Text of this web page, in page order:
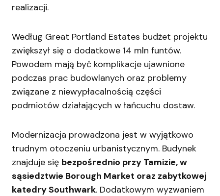
realizacji.
Według Great Portland Estates budżet projektu
zwiększył się o dodatkowe 14 mln funtów.
Powodem mają być komplikacje ujawnione
podczas prac budowlanych oraz problemy
związane z niewypłacalnością części
podmiotów działających w łańcuchu dostaw.
Modernizacja prowadzona jest w wyjątkowo
trudnym otoczeniu urbanistycznym. Budynek
znajduje się bezpośrednio przy Tamizie, w
sąsiedztwie Borough Market oraz zabytkowej
katedry Southwark. Dodatkowym wyzwaniem